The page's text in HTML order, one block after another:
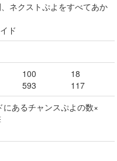
ネクストぷよをすべてあか
ド
100
593
18
117
あるチャンスぷよの数×